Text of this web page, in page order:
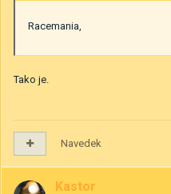
Racemania,
Tako je.
Navedek
Kastor